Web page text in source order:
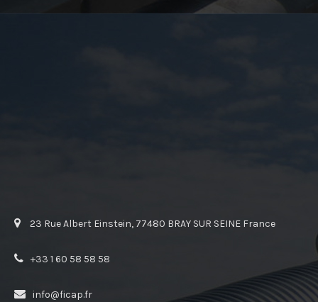
23 Rue Albert Einstein, 77480 BRAY SUR SEINE France
+33 1 60 58 58 58
info@ficap.fr